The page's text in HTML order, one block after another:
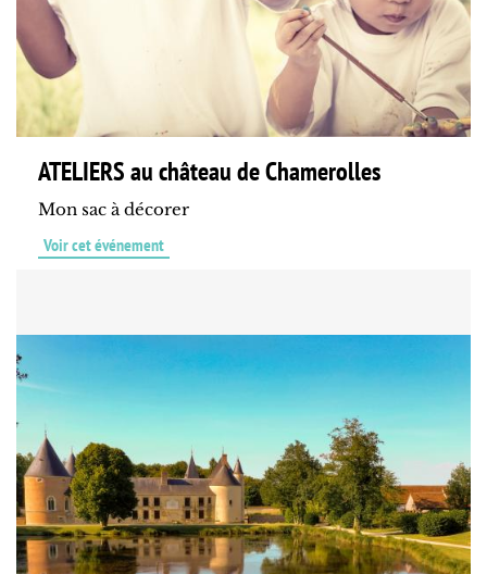
ATELIERS au château de Chamerolles
Mon sac à décorer
Voir cet événement